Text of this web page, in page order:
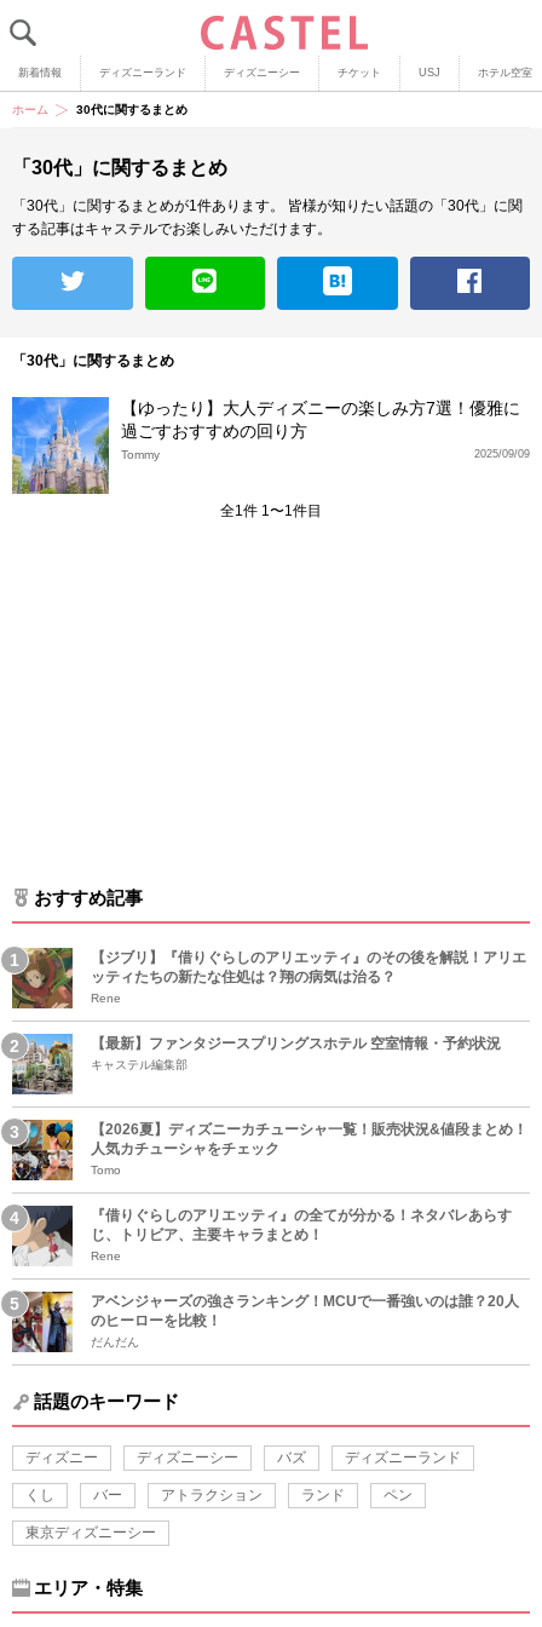
新着情報 ディズニーランド ディズニーシー チケット USJ ホテル空室
ホーム 30代に関するまとめ
「30代」に関するまとめ
「30代」に関するまとめが1件あります。
皆様が知りたい話題の「30代」に関
する記事はキャステルでお楽しみいただけます。
「30代」に関するまとめ
【ゆったり】大人ディズニーの楽しみ方7選！優雅に
過ごすおすすめの回り方
2025/09/09
Tommy
全1件 1〜1件目
おすすめ記事
【ジブリ】『借りぐらしのアリエッティ』のその後を解説！アリエ
ッティたちの新たな住処は？翔の病気は治る？
Rene
【最新】ファンタジースプリングスホテル 空室情報・予約状況
キャステル編集部
【2026夏】ディズニーカチューシャ一覧！販売状況&値段まとめ！
人気カチューシャをチェック
Tomo
『借りぐらしのアリエッティ』の全てが分かる！ネタバレあらす
じ、トリビア、主要キャラまとめ！
Rene
アベンジャーズの強さランキング！MCUで一番強いのは誰？20人
のヒーローを比較！
だんだん
話題のキーワード
ディズニー ディズニーシー バズ ディズニーランド
くし バー アトラクション ランド ペン
東京ディズニーシー
エリア・特集